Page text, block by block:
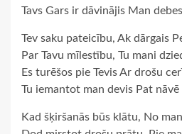
Tavs Gars ir dāvinājis Man
Tev saku pateicību, Ak dārgais
Par Tavu mīlestību, Tu mani
Es turēšos pie Tevis Ar drošu
Tu iemantot man devis Pat nāvē
Kad šķiršanās būs klātu, No